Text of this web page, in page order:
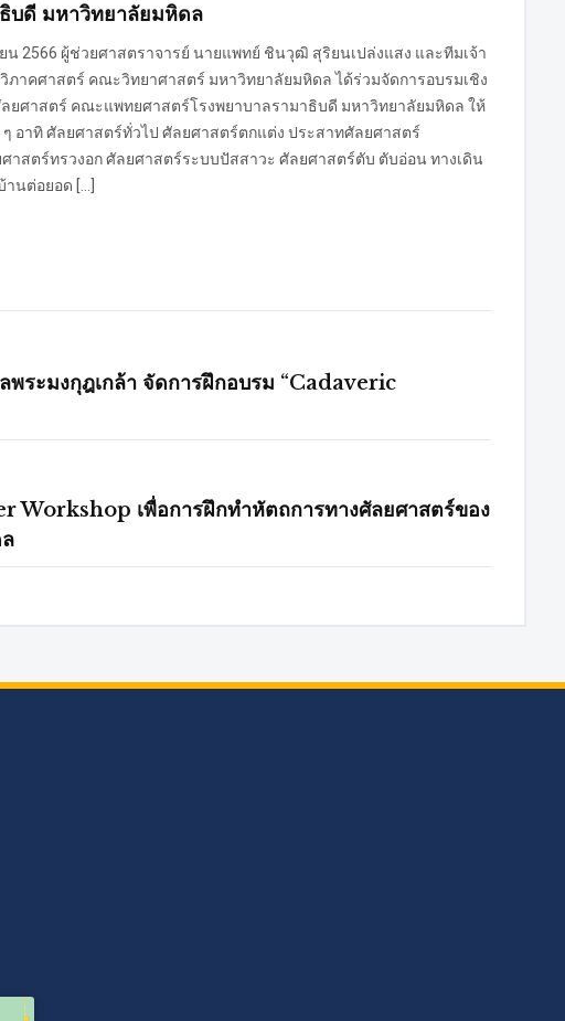
บดี มหาวิทยาลัยมหิดล
น 2566 ผู้ช่วยศาสตราจารย์ นายแพทย์ ชินวุฒิ สุริยนเปล่งแสง และทีมเจ้า
ภาคศาสตร์ คณะวิทยาศาสตร์ มหาวิทยาลัยมหิดล ได้ร่วมจัดการอบรมเชิง
ยศาสตร์ คณะแพทยศาสตร์โรงพยาบาลรามาธิบดี มหาวิทยาลัยมหิดล ให้
อาทิ ศัลยศาสตร์ทั่วไป ศัลยศาสตร์ตกแต่ง ประสาทศัลยศาสตร์
าสตร์ทรวงอก ศัลยศาสตร์ระบบปัสสาวะ ศัลยศาสตร์ตับ ตับอ่อน ทางเดิน
านต่อยอด […]
ระมงกุฎเกล้า จัดการฝึกอบรม “Cadaveric
Workshop เพื่อการฝึกทำหัตถการทางศัลยศาสตร์ของ